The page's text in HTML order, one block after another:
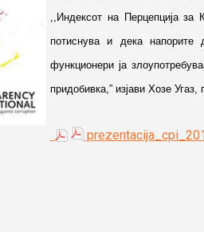
,,Индексот на Перцепција за
потиснува и дека напорите
функционери ја
придобивка,” изјави Хозе